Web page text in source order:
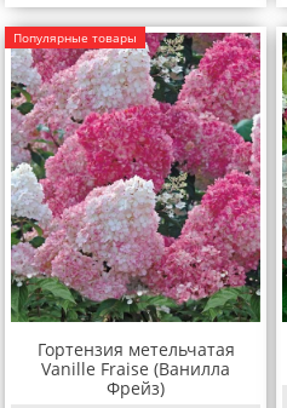
Популярные товары
Гортензия метельчатая
Vanille Fraise (Ванилла
Фрейз)